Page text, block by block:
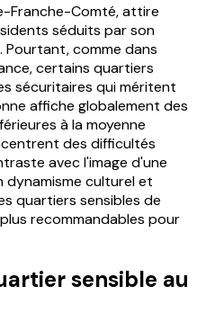
Franche-Comté, attire
séduits par son
Pourtant, comme dans
certains quartiers
sécuritaires qui méritent
affiche globalement des
à la moyenne
des difficultés
avec l'image d'une
culturel et
quartiers sensibles de
recommandables pour
sensible au